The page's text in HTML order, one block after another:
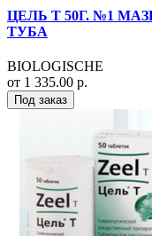
ЦЕЛЬ Т 50Г. №1
ТУБА
BIOLOGISCHE
от 1 335.00 р.
Под заказ